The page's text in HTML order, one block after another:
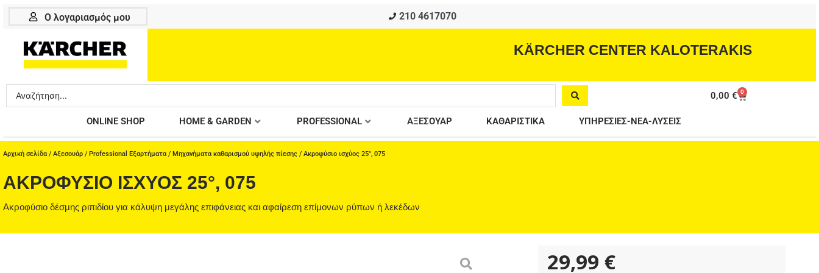
Μετάβαση
Ο λογαριασμός μου 210 4617070
KÄRCHER CENTER KALOTERAKIS
Search
...
0,00€ 0
Cart
ONLINE SHOP HOME & GARDEN PROFESSIONAL ΑΞΕΣΟΥΑΡ ΚΑΘΑΡΙΣΤΙΚΑ ΥΠΗΡΕΣΙΕΣ-ΝΕΑ-ΛΥΣΕΙΣ
Αρχική σελίδα / Αξεσουάρ / Professional Εξαρτήματα / Μηχανήματα καθαρισμού υψηλής πίεσης / Ακροφύσιο ισχύος 25°, 075
ΑΚΡΟΦΎΣΙΟ ΙΣΧΎΟΣ 25°, 075
Ακροφύσιο δέσμης ριπιδίου για κάλυψη μεγάλης επιφάνειας και αφαίρεση επίμονων ρύπων ή λεκέδων
29,99€